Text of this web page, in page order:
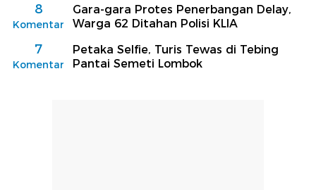
8
Komentar
Gara-gara Protes Penerbangan Delay,
Warga 62 Ditahan Polisi KLIA
7
Komentar
Petaka Selfie, Turis Tewas di Tebing
Pantai Semeti Lombok